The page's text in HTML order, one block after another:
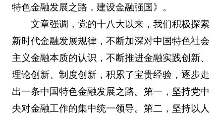
特色金融发展之路，建设金融强国》。
文章强调，党的十八大以来，我们积极探索
新时代金融发展规律，不断加深对中国特色社会
主义金融本质的认识，不断推进金融实践创新、
理论创新、制度创新，积累了宝贵经验，逐步走
出一条中国特色金融发展之路。第一，坚持党中
央对金融工作的集中统一领导。第二，坚持以人